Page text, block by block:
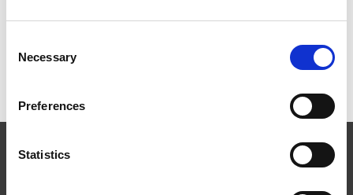
Selection
Necessary
Preferences
Statistics